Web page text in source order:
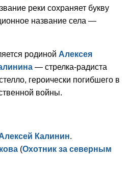
реки сохраняет букву
название села —
родиной Алексея
— стрелка-радиста
героически погибшего в
войны.
Калинин.
(Охотник за северным